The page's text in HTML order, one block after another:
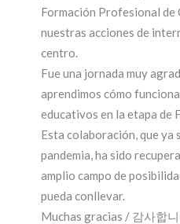
Formación Profesional de
nuestras acciones de
centro.
Fue una jornada muy
aprendimos cómo
educativos en la etapa de
Esta colaboración, que ya
pandemia, ha sido
amplio campo de
pueda conllevar.
Muchas gracias / 감사합